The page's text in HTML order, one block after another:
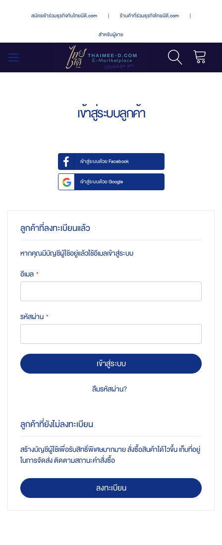
สมัครเข้าร่วมธุรกิจกับไทยมีดี.com | ร้านค้าที่ร่วมธุรกิจไทยมีดี.com |
สำหรับผู้ขาย
เข้าสู่ระบบลูกค้า
เข้าสู่ระบบด้วย Facebook
เข้าสู่ระบบด้วย Google
ลูกค้าที่ลงทะเบียนแล้ว
หากคุณมีบัญชีผู้ใช้อยู่แล้วใช้อีเมลเข้าสู่ระบบ
อีเมล
รหัสผ่าน
เข้าสู่ระบบ
ลืมรหัสผ่าน?
ลูกค้าที่ยังไม่ลงทะเบียน
สร้างบัญชีผู้ใช้เพื่อรับสิทธิ์พิเศษมากมาย สั่งซื้อสินค้าได้ไวขึ้น เก็บที่อยู่
ในการจัดส่ง ติดตามสถานะคำสั่งซื้อ
ลงทะเบียน